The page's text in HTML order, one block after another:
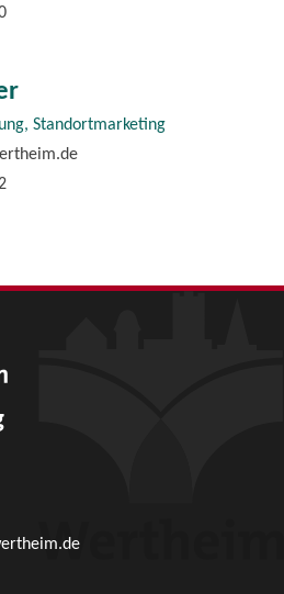
Standortmarketing